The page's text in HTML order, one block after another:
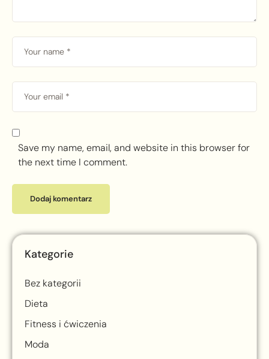
Save my name, email, and website in this browser for
the next time I comment.
Kategorie
Bez kategorii
Dieta
Fitness i ćwiczenia
Moda